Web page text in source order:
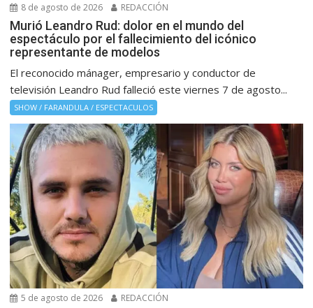
8 de agosto de 2026 REDACCIÓN
Murió Leandro Rud: dolor en el mundo del
espectáculo por el fallecimiento del icónico
representante de modelos
El reconocido mánager, empresario y conductor de
televisión Leandro Rud falleció este viernes 7 de agosto...
SHOW / FARANDULA / ESPECTACULOS
5 de agosto de 2026 REDACCIÓN